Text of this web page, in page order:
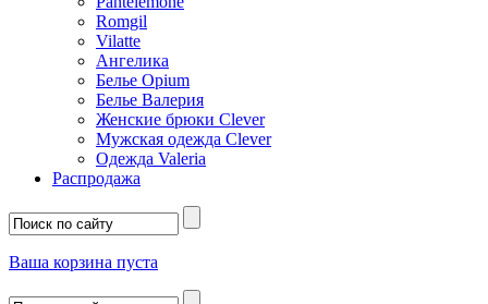
Romgil
Vilatte
Ангелика
Белье Opium
Белье Валерия
Женские брюки Clever
Мужская одежда Clever
Одежда Valeria
Распродажа
Ваша корзина пуста